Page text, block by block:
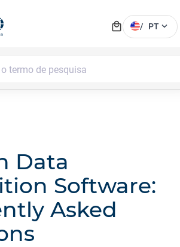
local_mall / PT expand_more
Data
Software:
Asked